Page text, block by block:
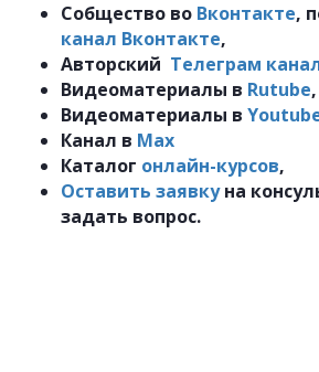
Собщество во Вконтакте,
канал Вконтакте,
Авторский Телеграм
Видеоматериалы в Rutube,
Видеоматериалы в
Канал в Мах
Каталог онлайн-курсов,
Оставить заявкуна
задать вопрос.